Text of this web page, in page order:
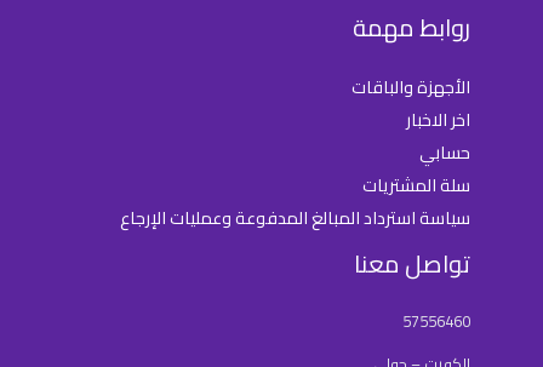
روابط مهمة
الأجهزة والباقات
اخر الاخبار
حسابي
سلة المشتريات
سياسة استرداد المبالغ المدفوعة وعمليات الإرجاع
تواصل معنا
57556460